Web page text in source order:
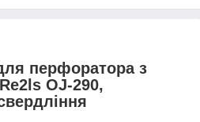
перфоратора з
OJ-290,